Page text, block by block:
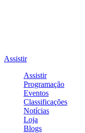
Assistir
Assistir
Programação
Eventos
Classificações
Notícias
Loja
Blogs